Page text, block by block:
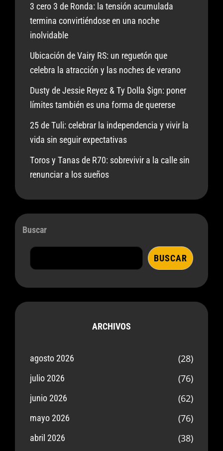
3 cero 3 de Ronda: la tensión acumulada
termina convirtiéndose en una noche
inolvidable
Ubicación de Vairy RS: un reguetón que
celebra la atracción y las noches de verano
Dusty de Jessie Reyez & Ty Dolla $ign: poner
límites también es una forma de quererse
25 de Tuli: celebrar la independencia y vivir la
vida sin seguir expectativas
Toros y Tanas de R70: sobrevivir a la calle sin
renunciar a los sueños
Buscar
BUSCAR
ARCHIVOS
agosto 2026 (28)
julio 2026 (76)
junio 2026 (62)
mayo 2026 (76)
abril 2026 (38)